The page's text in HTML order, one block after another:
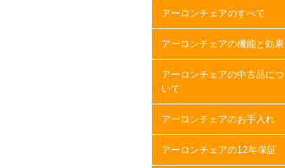
アーロンチェアのすべて
アーロンチェアの機能と効果
アーロンチェアの中古品につ
いて
アーロンチェアのお手入れ
アーロンチェアの12年保証